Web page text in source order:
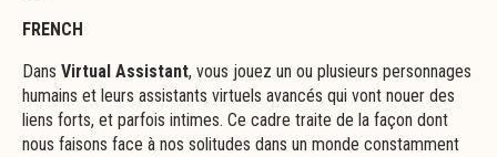
FRENCH
Dans Virtual Assistant, vous jouez un ou plusieurs personnages
humains et leurs assistants virtuels avancés qui vont nouer des
liens forts, et parfois intimes. Ce cadre traite de la façon dont
nous faisons face à nos solitudes dans un monde constamment